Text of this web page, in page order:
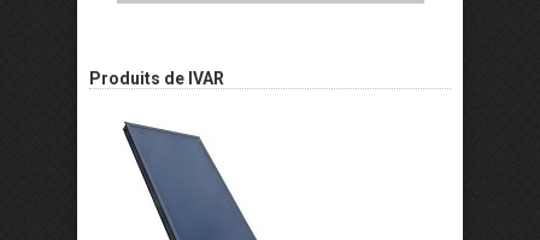
Produits de IVAR